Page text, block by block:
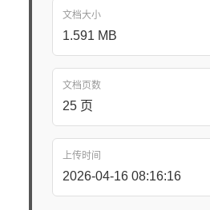
文档大小
1.591 MB
文档页数
25 页
上传时间
2026-04-16 08:16:16